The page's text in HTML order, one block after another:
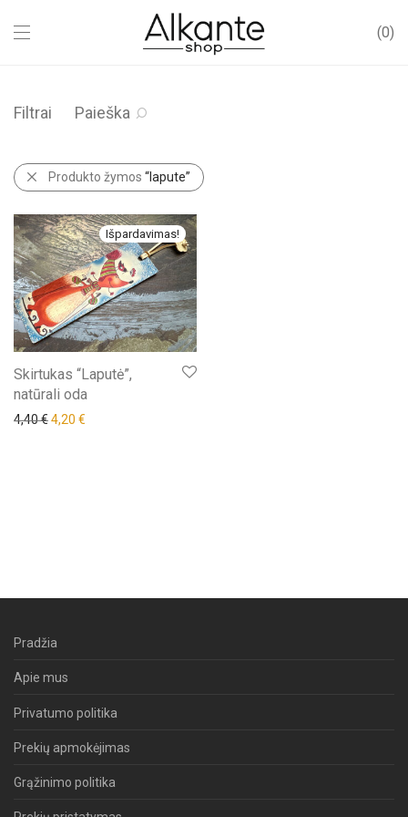
0
Filtrai Paieška
Produkto žymos “lapute”
Išpardavimas!
Skirtukas “Laputė”,
natūrali oda
4,40€Original price was: 4,40 €.
4,20 €
Pradžia
Apie mus
Privatumo politika
Prekių apmokėjimas
Grąžinimo politika